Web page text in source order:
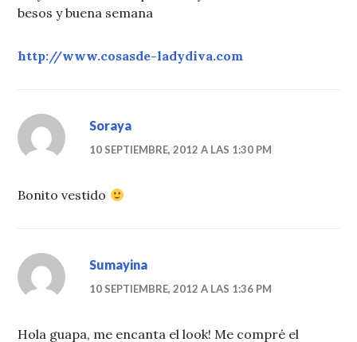
besos y buena semana
http://www.cosasde-ladydiva.com
Soraya
10 SEPTIEMBRE, 2012 A LAS 1:30 PM
Bonito vestido
Sumayina
10 SEPTIEMBRE, 2012 A LAS 1:36 PM
Hola guapa, me encanta el look! Me compré el